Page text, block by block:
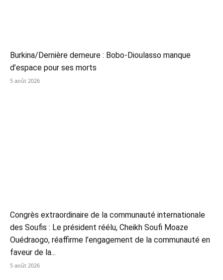
Burkina/Dernière demeure : Bobo-Dioulasso manque
d’espace pour ses morts
5 août 2026
Congrès extraordinaire de la communauté internationale
des Soufis : Le président réélu, Cheikh Soufi Moaze
Ouédraogo, réaffirme l’engagement de la communauté en
faveur de la...
5 août 2026